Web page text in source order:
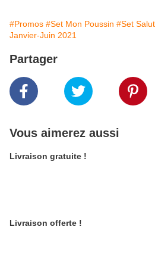
#Promos #Set Mon Poussin #Set
Janvier-Juin 2021
Partager
Vous aimerez aussi
Livraison gratuite !
Livraison offerte !